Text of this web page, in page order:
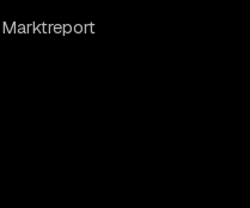
Marktreport